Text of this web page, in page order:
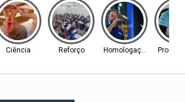
Ciência Reforço Homologação